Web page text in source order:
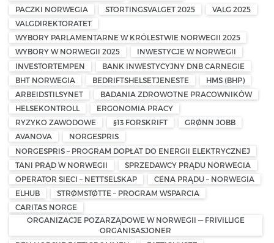
PACZKI NORWEGIA
STORTINGSVALGET 2025
VALG 2025
VALGDIREKTORATET
WYBORY PARLAMENTARNE W KRÓLESTWIE NORWEGII 2025
WYBORY W NORWEGII 2025
INWESTYCJE W NORWEGII
INVESTORTEMPEN
BANK INWESTYCYJNY DNB CARNEGIE
BHT NORWEGIA
BEDRIFTSHELSETJENESTE
HMS (BHP)
ARBEIDSTILSYNET
BADANIA ZDROWOTNE PRACOWNIKÓW
HELSEKONTROLL
ERGONOMIA PRACY
RYZYKO ZAWODOWE
§13 FORSKRIFT
GRØNN JOBB
AVANOVA
NORGESPRIS
NORGESPRIS – PROGRAM DOPŁAT DO ENERGII ELEKTRYCZNEJ
TANI PRĄD W NORWEGII
SPRZEDAWCY PRĄDU NORWEGIA
OPERATOR SIECI – NETTSELSKAP
CENA PRĄDU – NORWEGIA
ELHUB
STRØMSTØTTE – PROGRAM WSPARCIA
CARITAS NORGE
ORGANIZACJE POZARZĄDOWE W NORWEGII — FRIVILLIGE
ORGANISASJONER